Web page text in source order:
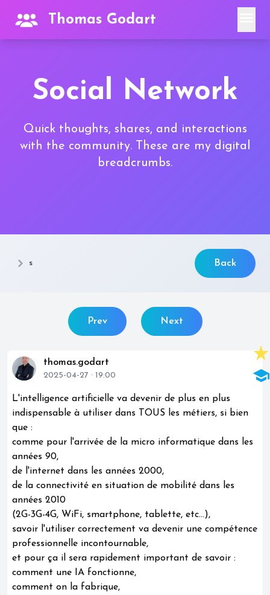
Thomas Godart
Social Network
Quick thoughts, shares, and interactions
with the community. These are my digital
breadcrumbs.
s Back
Prev Next
star_rate
school
thomas.godart
2025-04-27 · 19:00
L'intelligence artificielle va devenir de plus en plus
indispensable à utiliser dans TOUS les métiers, si bien
que :
comme pour l'arrivée de la micro informatique dans les
années 90,
de l'internet dans les années 2000,
de la connectivité en situation de mobilité dans les
années 2010
(2G-3G-4G, WiFi, smartphone, tablette, etc...),
savoir l'utiliser correctement va devenir une compétence
professionnelle incontournable,
et pour ça il sera rapidement important de savoir :
comment une IA fonctionne,
comment on la fabrique,